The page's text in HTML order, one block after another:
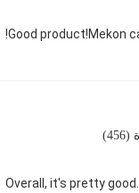
Good product!Mekon
Overall, it's pretty